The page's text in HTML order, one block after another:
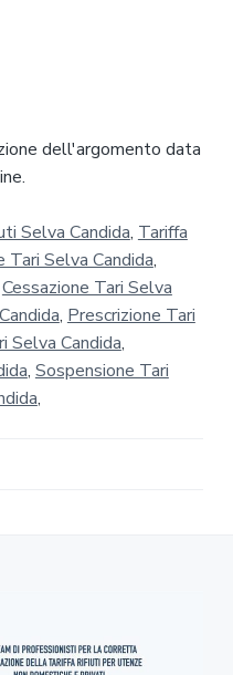
dell'argomento data
Selva Candida, Tariffa
Tari Selva Candida,
Cessazione Tari Selva
, Prescrizione Tari
Candida,
, Sospensione Tari
,